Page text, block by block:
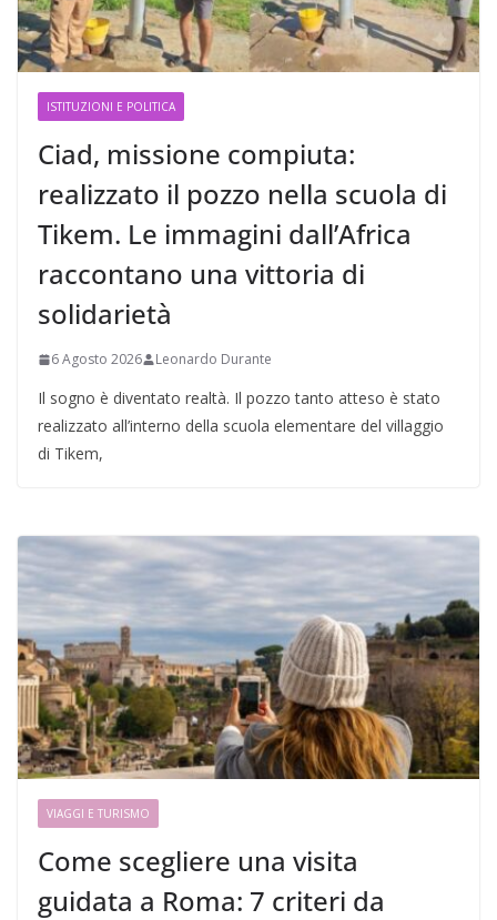
ISTITUZIONI E POLITICA
Ciad, missione compiuta:
realizzato il pozzo nella scuola di
Tikem. Le immagini dall’Africa
raccontano una vittoria di
solidarietà
6 Agosto 2026 Leonardo Durante
Il sogno è diventato realtà. Il pozzo tanto atteso è stato
realizzato all’interno della scuola elementare del villaggio
di Tikem,
VIAGGI E TURISMO
Come scegliere una visita
guidata a Roma: 7 criteri da